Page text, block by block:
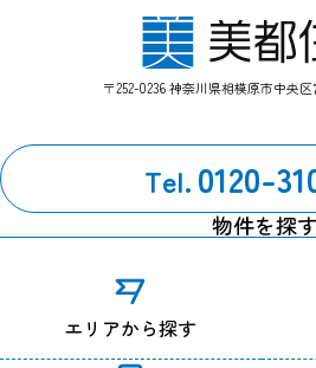
させていただきます。
【お問い合わせ窓口】
管理部：042-759-0310
改定履歴
2024年7月1日 改定
〒252-0236 神奈川県相模原市中央
Tel. 0120-
物件を探す
エリアから探す